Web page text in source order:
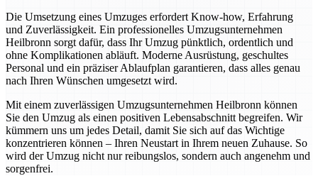
Die Umsetzung eines Umzuges erfordert Know-how, Erfahrung
und Zuverlässigkeit. Ein professionelles Umzugsunternehmen
Heilbronn sorgt dafür, dass Ihr Umzug pünktlich, ordentlich und
ohne Komplikationen abläuft. Moderne Ausrüstung, geschultes
Personal und ein präziser Ablaufplan garantieren, dass alles genau
nach Ihren Wünschen umgesetzt wird.
Mit einem zuverlässigen Umzugsunternehmen Heilbronn können
Sie den Umzug als einen positiven Lebensabschnitt begreifen. Wir
kümmern uns um jedes Detail, damit Sie sich auf das Wichtige
konzentrieren können – Ihren Neustart in Ihrem neuen Zuhause. So
wird der Umzug nicht nur reibungslos, sondern auch angenehm und
sorgenfrei.